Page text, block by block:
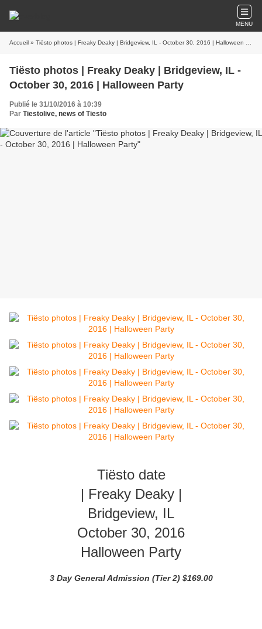
MENU
Accueil » Tiësto photos | Freaky Deaky | Bridgeview, IL - October 30, 2016 | Halloween Party
Tiësto photos | Freaky Deaky | Bridgeview, IL -
October 30, 2016 | Halloween Party
Publié le 31/10/2016 à 10:39
Par Tiestolive, news of Tiesto
Tiësto date
| Freaky Deaky |
Bridgeview, IL
October 30, 2016
Halloween Party
3 Day General Admission (Tier 2) $169.00